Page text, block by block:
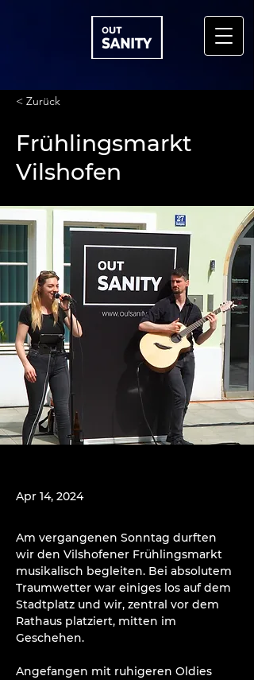
< Zurück
Frühlingsmarkt
Vilshofen
Apr 14, 2024
Am vergangenen Sonntag durften
wir den Vilshofener Frühlingsmarkt
musikalisch begleiten. Bei absolutem
Traumwetter war einiges los auf dem
Stadtplatz und wir, zentral vor dem
Rathaus platziert, mitten im
Geschehen.
Angefangen mit ruhigeren Oldies